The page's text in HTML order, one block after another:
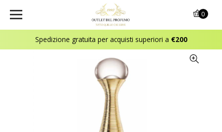
Spedizione gratuita per acquisti superiori a €200
0